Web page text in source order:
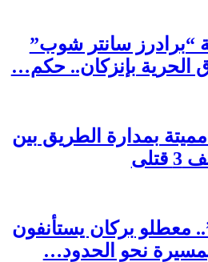
سانتر شوب”
الحرية بإنزكان.. حكم…
بمدارة الطريق بين
معطلو بركان يستأنفون
نحو الحدود…